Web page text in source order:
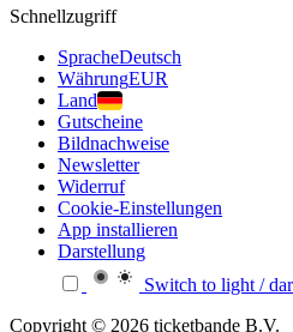
Schnellzugriff
SpracheDeutsch
WährungEUR
Land
Gutscheine
Bildnachweise
Newsletter
Widerruf
Cookie-Einstellungen
App installieren
Darstellung
Switch to light /
Copyright © 2026 ticketbande B.V.